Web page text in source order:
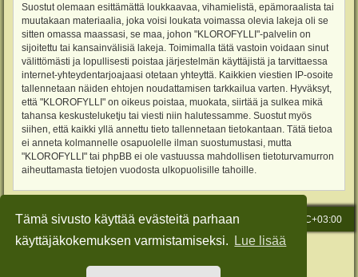
Tämä sivusto käyttää evästeitä parhaan
käyttäjäkokemuksen varmistamiseksi.
Lue lisää
Suostut olemaan esittämättä loukkaavaa, vihamielistä, epämoraalista tai
muutakaan materiaalia, joka voisi loukata voimassa olevia lakeja oli se
sitten omassa maassasi, se maa, johon "KLOROFYLLI"-palvelin on
sijoitettu tai kansainvälisiä lakeja. Toimimalla tätä vastoin voidaan sinut
välittömästi ja lopullisesti poistaa järjestelmän käyttäjistä ja tarvittaessa
internet-yhteydentarjoajaasi otetaan yhteyttä. Kaikkien viestien IP-osoite
tallennetaan näiden ehtojen noudattamisen tarkkailua varten. Hyväksyt,
että "KLOROFYLLI" on oikeus poistaa, muokata, siirtää ja sulkea mikä
tahansa keskusteluketju tai viesti niin halutessamme. Suostut myös
siihen, että kaikki yllä annettu tieto tallennetaan tietokantaan. Tätä tietoa
ei anneta kolmannelle osapuolelle ilman suostumustasi, mutta
"KLOROFYLLI" tai phpBB ei ole vastuussa mahdollisen tietoturvamurron
aiheuttamasta tietojen vuodosta ulkopuolisille tahoille.
Etusivu Kaikki ajat ovat UTC+03:00
Viesti Ylläpidolle
Keskustelufoorumin ohjelmistophpBB® Forum Software © phpBB Limited